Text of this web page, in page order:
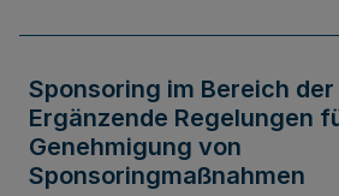
Sponsoring im Bereich der
Ergänzende Regelungen
Genehmigung von
Sponsoringmaßnahmen